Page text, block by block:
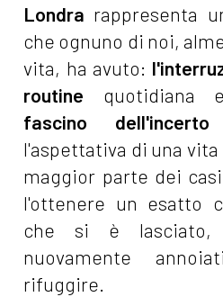
Londra rappresenta
che ognuno di noi,
vita, ha avuto:
routine quotidiana
fascino dell'incerto
l'aspettativa di una
maggior parte dei
l'ottenere un esatto
che si è
nuovamente
rifuggire.